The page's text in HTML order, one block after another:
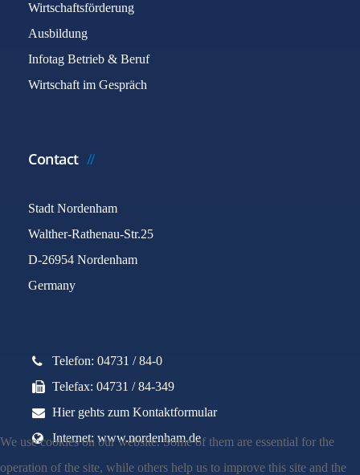
Wirtschaftsförderung
Ausbildung
Infotag Betrieb & Beruf
Wirtschaft im Gespräch
Contact
Stadt Nordenham
Walther-Rathenau-Str.25
D-26954 Nordenham
Germany
Telefon: 04731 / 84-0
Telefax: 04731 / 84-349
Hier gehts zum Kontaktformular
Internet: www.nordenham.de
We use cookies on our website. Some of them are essential for the
operation of the site, while others help us to improve this site and the